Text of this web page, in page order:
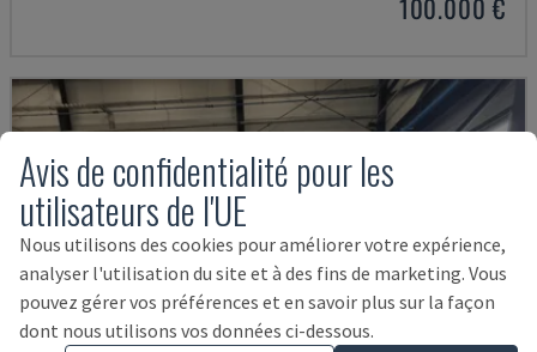
100.000 €
Avis de confidentialité pour les
utilisateurs de l'UE
Nous utilisons des cookies pour améliorer votre expérience,
analyser l'utilisation du site et à des fins de marketing. Vous
pouvez gérer vos préférences et en savoir plus sur la façon
dont nous utilisons vos données ci-dessous.